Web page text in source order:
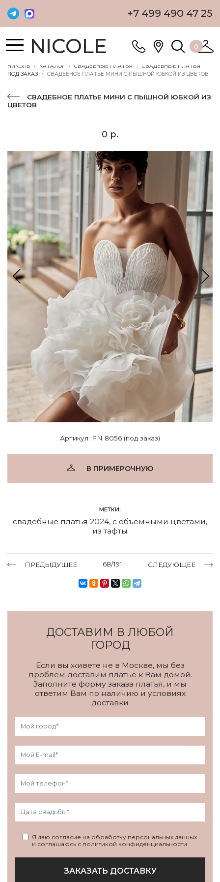
+7 499 490 47 25
NICOLE 0
НИКОЛЬ КАТАЛОГ СВАДЕБНЫЕ ПЛАТЬЯ
СВАДЕБНЫЕ ПЛАТЬЯ
ПОД ЗАКАЗ
СВАДЕБНОЕ ПЛАТЬЕ МИНИ С ПЫШНОЙ ЮБКОЙ ИЗ ЦВЕТОВ
СВАДЕБНОЕ ПЛАТЬЕ МИНИ С ПЫШНОЙ ЮБКОЙ ИЗ
ЦВЕТОВ
0 р.
Артикул: PN 8056 (под заказ)
В ПРИМЕРОЧНУЮ
МЕТКИ:
свадебные платья 2024, с объемными цветами,
из тафты
ПРЕДЫДУЩЕЕ 68/191 СЛЕДУЮЩЕЕ
ДОСТАВИМ В ЛЮБОЙ
ГОРОД
Если вы живете не в Москве, мы без
проблем доставим платье к Вам домой.
Заполните форму заказа платья, и мы
ответим Вам по наличию и условиях
доставки
Я даю согласие на обработку персональных данных
и соглашаюсь с политикой конфиденциальности
ЗАКАЗАТЬ ДОСТАВКУ